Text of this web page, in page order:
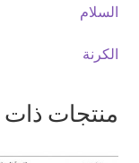
السلام
الكرنة
منتجات